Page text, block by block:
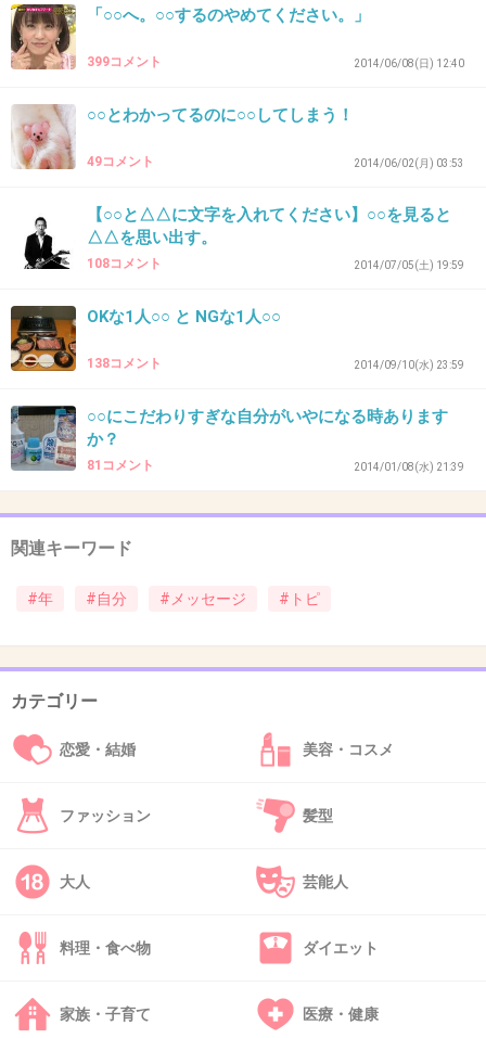
34. 匿名 2014/09/13(土) 20:28:26
1年後の私。
プロポーズされましたか？
幸せになれましたか？
マイナス魔は一生不幸だね
+3 -1
36. 匿名 2014/09/13(土) 20:35:54
一年後の私へ
切られたり散々だったね。都合よく裏切ったり
いじめてきた人たちはきっと罰が当たってるは
もう友達作らないかもしれないけど幸せに笑っ
て過ごしてるかな？
5年後の私へ
ガン完治して生きてますか？
辛い抗がん剤乗り越えて乳房もなくした
「○○へ。○○するのやめてください。」
399コメント 2014/06/08(日) 12:40
○○とわかってるのに○○してしまう！
49コメント 2014/06/02(月) 03:53
【○○と△△に文字を入れてください】○○を見ると
△△を思い出す。
108コメント 2014/07/05(土) 19:59
OKな1人○○ と NGな1人○○
138コメント 2014/09/10(水) 23:59
○○にこだわりすぎな自分がいやになる時あります
か？
81コメント 2014/01/08(水) 21:39
関連キーワード
#年 #自分 #メッセージ #トピ
カテゴリー
恋愛・結婚 美容・コスメ
ファッション 髪型
大人 芸能人
料理・食べ物 ダイエット
家族・子育て 医療・健康